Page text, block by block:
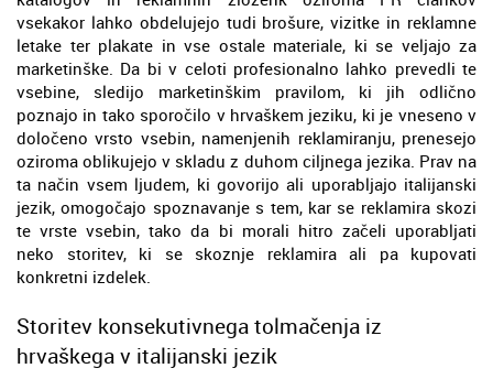
vsekakor lahko obdelujejo tudi brošure, vizitke in reklamne
letake ter plakate in vse ostale materiale, ki se veljajo za
marketinške. Da bi v celoti profesionalno lahko prevedli te
vsebine, sledijo marketinškim pravilom, ki jih odlično
poznajo in tako sporočilo v hrvaškem jeziku, ki je vneseno v
določeno vrsto vsebin, namenjenih reklamiranju, prenesejo
oziroma oblikujejo v skladu z duhom ciljnega jezika. Prav na
ta način vsem ljudem, ki govorijo ali uporabljajo italijanski
jezik, omogočajo spoznavanje s tem, kar se reklamira skozi
te vrste vsebin, tako da bi morali hitro začeli uporabljati
neko storitev, ki se skoznje reklamira ali pa kupovati
konkretni izdelek.
Storitev konsekutivnega tolmačenja iz
hrvaškega v italijanski jezik